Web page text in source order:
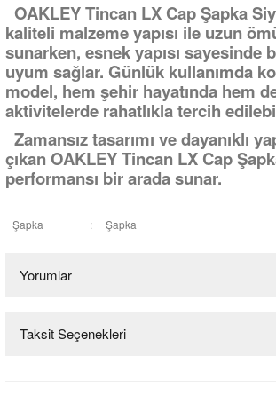
OAKLEY Tincan LX Cap Şapka
kaliteli malzeme yapısı ile uzun
sunarken, esnek yapısı sayesinde
uyum sağlar. Günlük kullanımda
model, hem şehir hayatında hem
aktivitelerde rahatlıkla tercih
Zamansız tasarımı ve dayanıklı
çıkan OAKLEY Tincan LX Cap
performansı bir arada sunar.
Şapka : Şapka
Yorumlar
Bu ürüne ilk yorumu siz yapın!
Taksit Seçenekleri